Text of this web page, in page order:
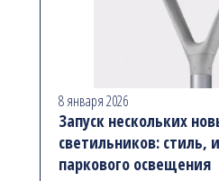
8 января 2026
Запуск нескольких
светильников: стиль,
паркового освещения